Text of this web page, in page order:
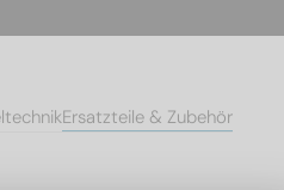
Ersatzteile & Zubehör